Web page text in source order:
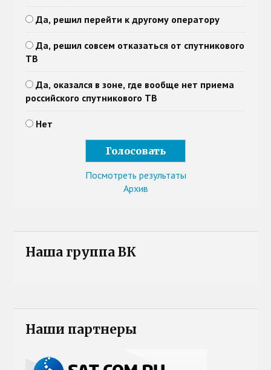
Да, решил перейти к другому оператору
Да, решил совсем отказаться от спутникового
ТВ
Да, оказался в зоне, где вообще нет приема
российского спутникового ТВ
Нет
Посмотреть результаты
Архив
Наша группа ВК
Наши партнеры